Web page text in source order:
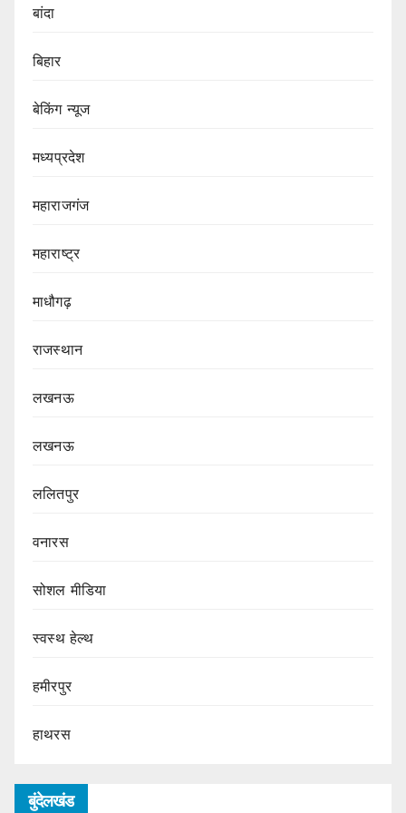
बांदा
बिहार
बेकिंग न्यूज
मध्यप्रदेश
महाराजगंज
महाराष्ट्र
माधौगढ़
राजस्थान
लखनऊ
लखनऊ
ललितपुर
वनारस
सोशल मीडिया
स्वस्थ हेल्थ
हमीरपुर
हाथरस
बुंदेलखंड